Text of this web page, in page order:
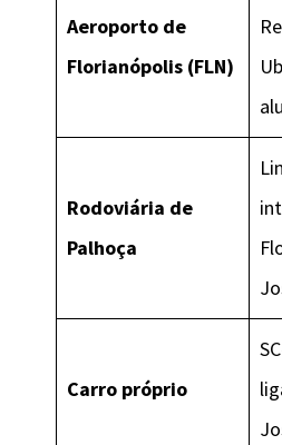
Aeroporto de
Florianópolis (FLN)
Rodoviária de
Palhoça
Carro próprio